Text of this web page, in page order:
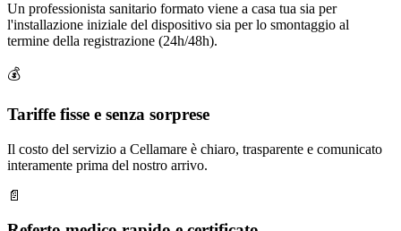
Un professionista sanitario formato viene a casa tua sia per
l'installazione iniziale del dispositivo sia per lo smontaggio al
termine della registrazione (24h/48h).
💰
Tariffe fisse e senza sorprese
Il costo del servizio a Cellamare è chiaro, trasparente e comunicato
interamente prima del nostro arrivo.
📄